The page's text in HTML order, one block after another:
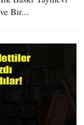
Bir...